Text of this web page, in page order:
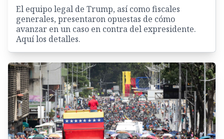
El equipo legal de Trump, así como fiscales
generales, presentaron opuestas de cómo
avanzar en un caso en contra del expresidente.
Aquí los detalles.